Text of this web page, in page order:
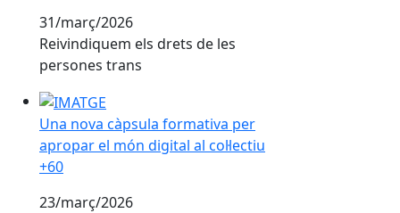
31/març/2026
Reivindiquem els drets de les
persones trans
Una nova càpsula formativa per apropar el món
Una nova càpsula formativa per
apropar el món digital al col·lectiu
+60
23/març/2026